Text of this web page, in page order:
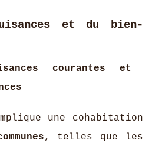
et du bien-
courantes et
une cohabitation
, telles que les